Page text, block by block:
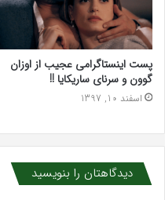
پست اینستاگرامی عجیب از اوزان
گوون و سرنای ساریکایا !!
اسفند 10, 1397
دیدگاهتان را بنویسید